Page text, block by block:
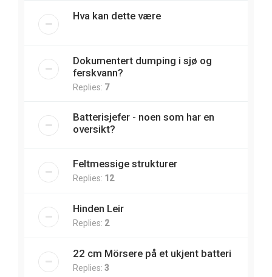
Hva kan dette være
Dokumentert dumping i sjø og
ferskvann?
Replies: 7
Batterisjefer - noen som har en
oversikt?
Feltmessige strukturer
Replies: 12
Hinden Leir
Replies: 2
22 cm Mörsere på et ukjent batteri
Replies: 3